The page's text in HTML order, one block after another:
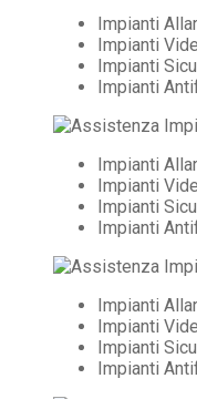
Impianti
Impianti
Impianti
Impianti
Impianti
Impianti
Impianti
Impianti
Impianti
Impianti
Impianti
Impianti